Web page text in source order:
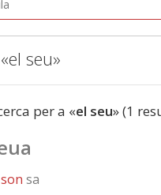
seu»
per a «el seu» (1
son sa